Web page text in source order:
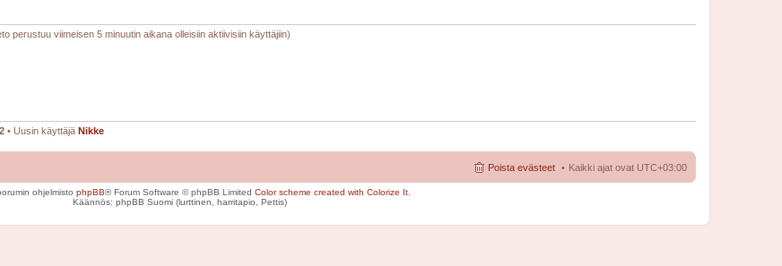
t
perustuu viimeisen 5 minuutin aikana olleisiin aktiivisiin käyttäjiin)
• Uusin käyttäjä Nikke
Kaikki ajat ovat UTC+03:00
Poista evästeet
ohjelmisto phpBB® Forum Software © phpBB Limited Color scheme created with Colorize It
Käännös: phpBB Suomi (lurttinen, harritapio, Pettis)